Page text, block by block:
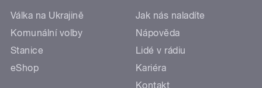
Válka na Ukrajině
Komunální volby
Stanice
eShop
Jak nás naladíte
Nápověda
Lidé v rádiu
Kariéra
Kontakt